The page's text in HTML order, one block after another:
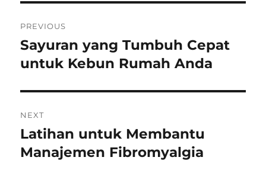
pos
PREVIOUS
Previous
post:
Sayuran yang Tumbuh Cepat
untuk Kebun Rumah Anda
NEXT
Next
post:
Latihan untuk Membantu
Manajemen Fibromyalgia